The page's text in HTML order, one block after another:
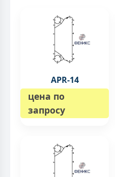
APR-14
цена по
запросу